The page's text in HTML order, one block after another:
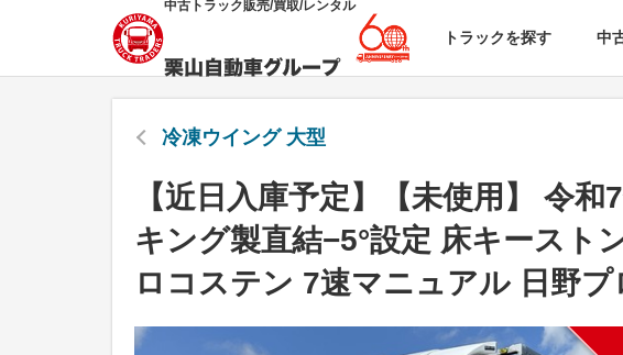
中古トラック販売/買取/レンタル
トラックを探す 中
冷凍ウイング 大型
【近日入庫予定】【未使用】 令
キング製直結−5°設定 床キースト
ロコステン 7速マニュアル 日野プ